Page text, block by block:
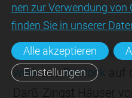
Dass dieSpezia­listen
werkausRostock auf
Darß-Zingst Häuser
nen zur Ver­wen­dung
fin­den Sie in unserer
Alle akzeptieren
Einstellungen